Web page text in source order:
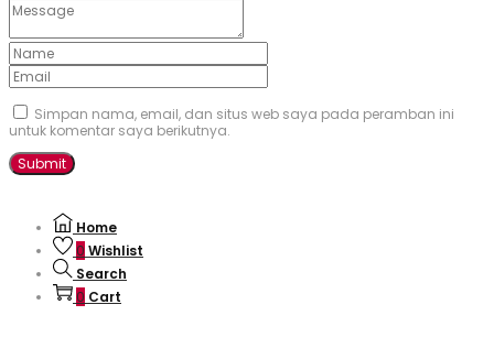
Simpan nama, email, dan situs web saya pada peramban ini
untuk komentar saya berikutnya.
Home
0 Wishlist
Search
0 Cart